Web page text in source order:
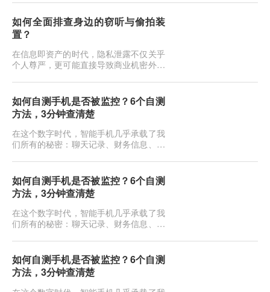
盘、浏览屏幕或传输文件时，电子设备在
工作过程中会产生电磁辐射。这些看似无
形的电磁波，如果不加防范，极易成为泄
密的隐形内鬼。这种通过截获和分析设备
电磁辐射来还原信息的窃密技术，在信息
安全领域被称为TEMPEST（瞬态...
如何全面排查身边的窃听与偷拍装
置？
在信息即资产的时代，隐私泄露不仅关乎
个人尊严，更可能直接导致商业机密外泄
已不是电影里那种粗笨的“纽扣式”发报
机，它们可能伪装成日常的插座、充电
头、烟雾报警器，甚至是一根普通的电源
线。当你直觉不对劲，或者即将进行一场
机密会谈时，如何像专业反间谍人员一
样，揪出那些潜伏在暗处的耳朵和眼
睛？...
如何自测手机是否被监控？6个自测
方法，3分钟查清楚
在这个数字时代，智能手机几乎承载了我
们所有的秘密：聊天记录、财务信息、行
监控，你的生活就如同在黑客面前裸奔。
最近后台收到不少私信，问的都是同一个
问题：我总觉得手机被人监控了，但又说
不上来哪里不对。说实话，大部分人的直
觉是准的。手机被监控这件事，不一定是
电影里那种特工级别的操作。更多时...
如何自测手机是否被监控？6个自测
方法，3分钟查清楚
在这个数字时代，智能手机几乎承载了我
们所有的秘密：聊天记录、财务信息、行
监控，你的生活就如同在黑客面前裸奔。
最近后台收到不少私信，问的都是同一个
问题：我总觉得手机被人监控了，但又说
不上来哪里不对。说实话，大部分人的直
觉是准的。手机被监控这件事，不一定是
如何自测手机是否被监控？6个自测
方法，3分钟查清楚